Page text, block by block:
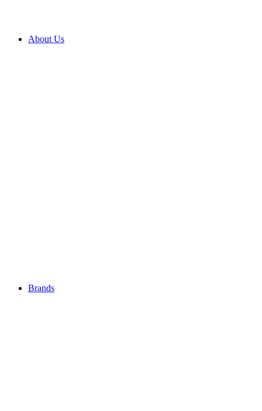
About Us
Brands